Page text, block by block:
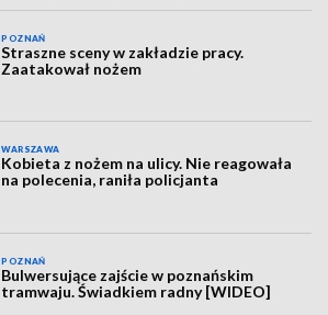
POZNAŃ
Straszne sceny w zakładzie pracy.
Zaatakował nożem
WARSZAWA
Kobieta z nożem na ulicy. Nie reagowała
na polecenia, raniła policjanta
POZNAŃ
Bulwersujące zajście w poznańskim
tramwaju. Świadkiem radny [WIDEO]